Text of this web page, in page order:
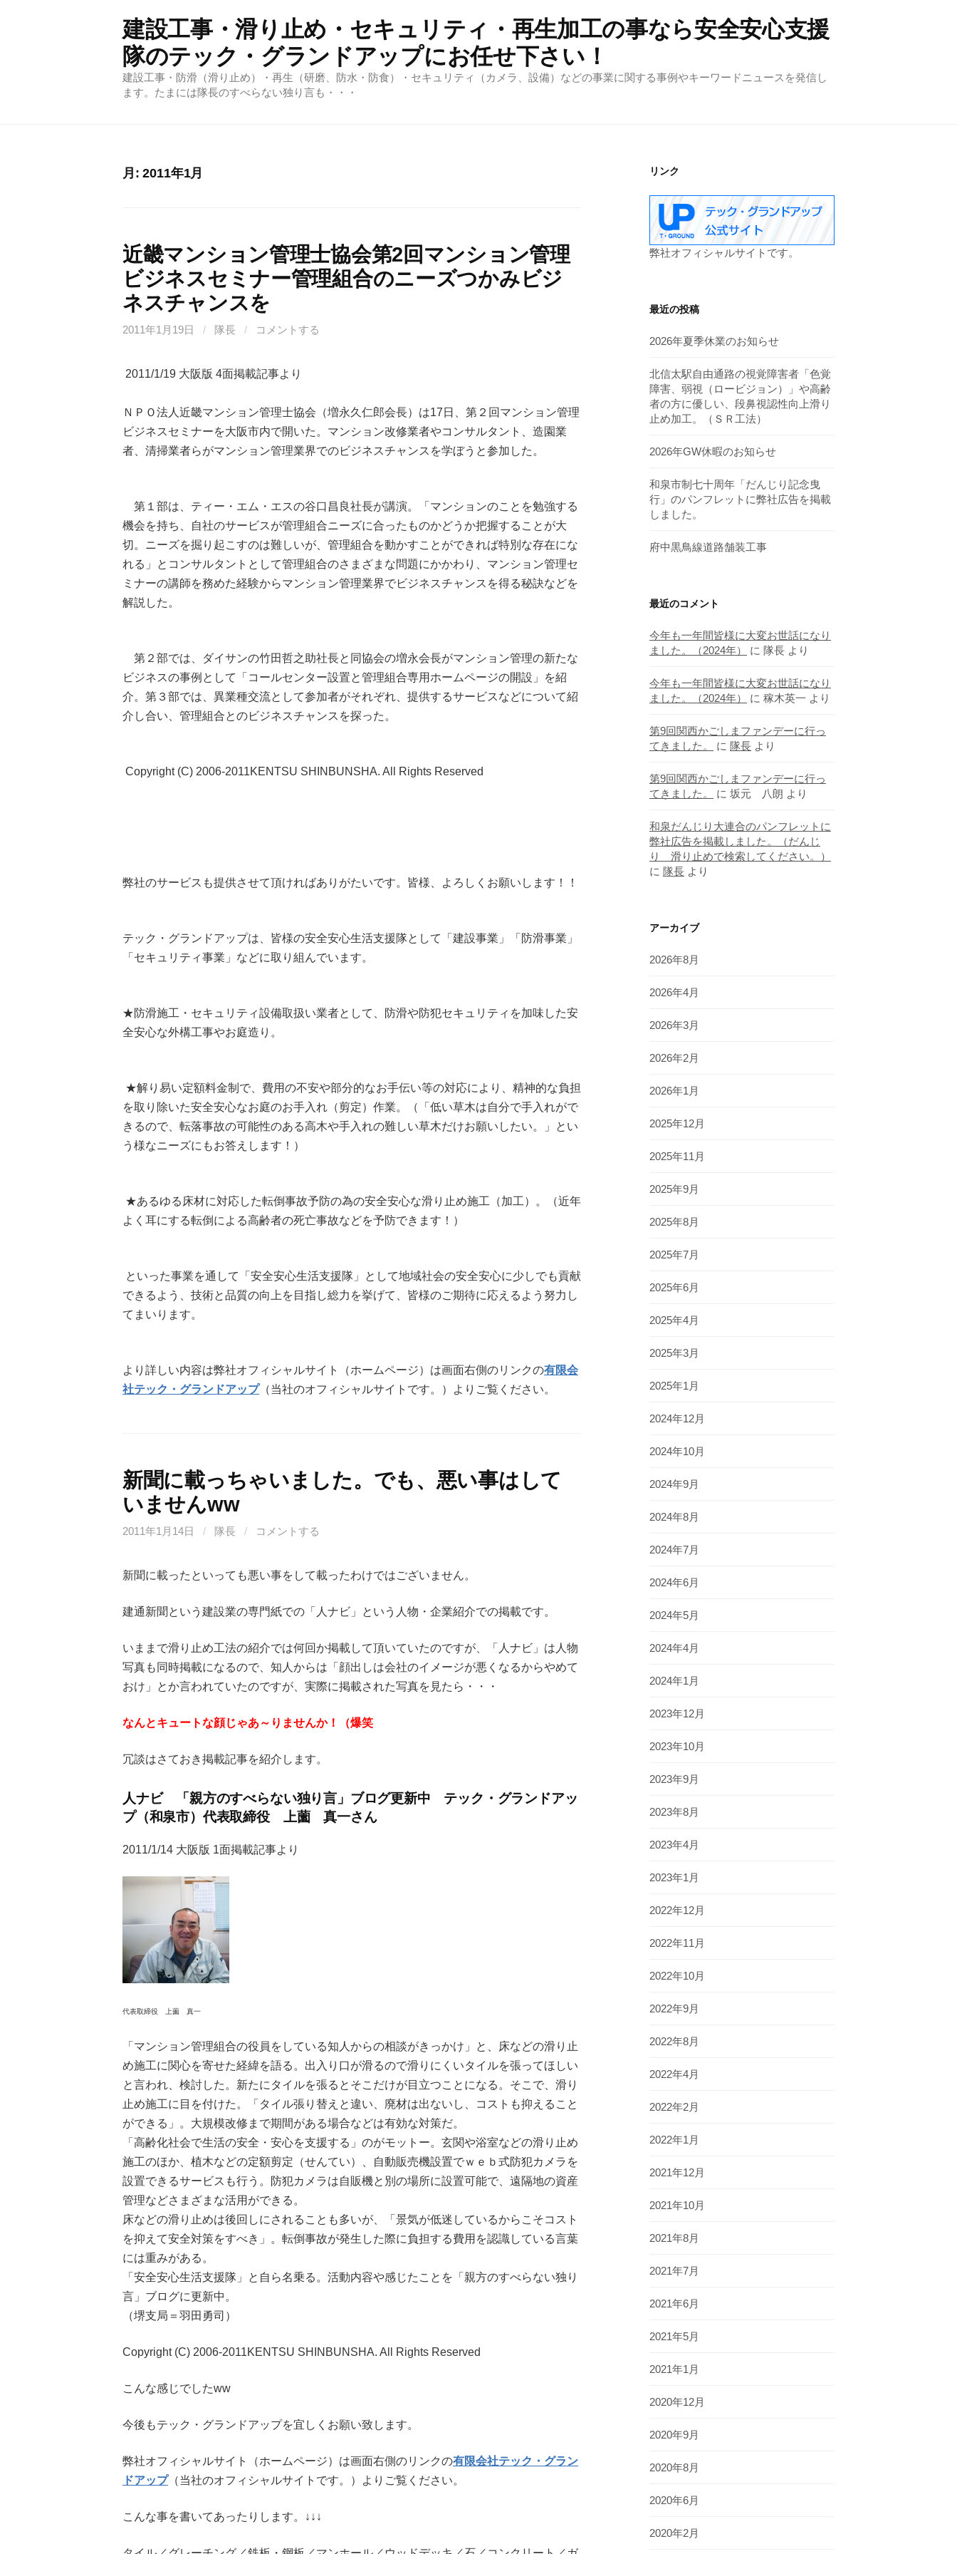
建設工事・滑り止め・セキュリティ・再生加工の事なら安全安心支援
隊のテック・グランドアップにお任せ下さい！
建設工事・防滑（滑り止め）・再生（研磨、防水・防食）・セキュリティ（カメラ、設備）などの事業に関する事例やキーワードニュースを発信し
ます。たまには隊長のすべらない独り言も・・・
月:2011年1月
近畿マンション管理士協会第2回マンション管理
ビジネスセミナー管理組合のニーズつかみビジ
ネスチャンスを
2011年1月19日 / 隊長 / コメントする
2011/1/19 大阪版 4面掲載記事より
ＮＰＯ法人近畿マンション管理士協会（増永久仁郎会長）は17日、第２回マンション管理
ビジネスセミナーを大阪市内で開いた。マンション改修業者やコンサルタント、造園業
者、清掃業者らがマンション管理業界でのビジネスチャンスを学ぼうと参加した。
第１部は、ティー・エム・エスの谷口昌良社長が講演。「マンションのことを勉強する
機会を持ち、自社のサービスが管理組合ニーズに合ったものかどうか把握することが大
切。ニーズを掘り起こすのは難しいが、管理組合を動かすことができれば特別な存在にな
れる」とコンサルタントとして管理組合のさまざまな問題にかかわり、マンション管理セ
ミナーの講師を務めた経験からマンション管理業界でビジネスチャンスを得る秘訣などを
解説した。
第２部では、ダイサンの竹田哲之助社長と同協会の増永会長がマンション管理の新たな
ビジネスの事例として「コールセンター設置と管理組合専用ホームページの開設」を紹
介。第３部では、異業種交流として参加者がそれぞれ、提供するサービスなどについて紹
介し合い、管理組合とのビジネスチャンスを探った。
Copyright (C) 2006-2011KENTSU SHINBUNSHA. All Rights Reserved
弊社のサービスも提供させて頂ければありがたいです。皆様、よろしくお願いします！！
テック・グランドアップは、皆様の安全安心生活支援隊として「建設事業」「防滑事業」
「セキュリティ事業」などに取り組んでいます。
★防滑施工・セキュリティ設備取扱い業者として、防滑や防犯セキュリティを加味した安
全安心な外構工事やお庭造り。
★解り易い定額料金制で、費用の不安や部分的なお手伝い等の対応により、精神的な負担
を取り除いた安全安心なお庭のお手入れ（剪定）作業。（「低い草木は自分で手入れがで
きるので、転落事故の可能性のある高木や手入れの難しい草木だけお願いしたい。」とい
う様なニーズにもお答えします！）
★あるゆる床材に対応した転倒事故予防の為の安全安心な滑り止め施工（加工）。（近年
よく耳にする転倒による高齢者の死亡事故などを予防できます！）
といった事業を通して「安全安心生活支援隊」として地域社会の安全安心に少しでも貢献
できるよう、技術と品質の向上を目指し総力を挙げて、皆様のご期待に応えるよう努力し
てまいります。
より詳しい内容は弊社オフィシャルサイト（ホームページ）は画面右側のリンクの有限会
社テック・グランドアップ（当社のオフィシャルサイトです。）よりご覧ください。
新聞に載っちゃいました。でも、悪い事はして
いませんww
2011年1月14日 / 隊長 / コメントする
新聞に載ったといっても悪い事をして載ったわけではございません。
建通新聞という建設業の専門紙での「人ナビ」という人物・企業紹介での掲載です。
いままで滑り止め工法の紹介では何回か掲載して頂いていたのですが、「人ナビ」は人物
写真も同時掲載になるので、知人からは「顔出しは会社のイメージが悪くなるからやめて
おけ」とか言われていたのですが、実際に掲載された写真を見たら・・・
なんとキュートな顔じゃあ～りませんか！（爆笑
冗談はさておき掲載記事を紹介します。
人ナビ 「親方のすべらない独り言」ブログ更新中 テック・グランドアッ
プ（和泉市）代表取締役 上薗 真一さん
2011/1/14 大阪版 1面掲載記事より
代表取締役 上薗 真一
「マンション管理組合の役員をしている知人からの相談がきっかけ」と、床などの滑り止
め施工に関心を寄せた経緯を語る。出入り口が滑るので滑りにくいタイルを張ってほしい
と言われ、検討した。新たにタイルを張るとそこだけが目立つことになる。そこで、滑り
止め施工に目を付けた。「タイル張り替えと違い、廃材は出ないし、コストも抑えること
ができる」。大規模改修まで期間がある場合などは有効な対策だ。
「高齢化社会で生活の安全・安心を支援する」のがモットー。玄関や浴室などの滑り止め
施工のほか、植木などの定額剪定（せんてい）、自動販売機設置でｗｅｂ式防犯カメラを
設置できるサービスも行う。防犯カメラは自販機と別の場所に設置可能で、遠隔地の資産
管理などさまざまな活用ができる。
床などの滑り止めは後回しにされることも多いが、「景気が低迷しているからこそコスト
を抑えて安全対策をすべき」。転倒事故が発生した際に負担する費用を認識している言葉
には重みがある。
「安全安心生活支援隊」と自ら名乗る。活動内容や感じたことを「親方のすべらない独り
言」ブログに更新中。
（堺支局＝羽田勇司）
Copyright (C) 2006-2011KENTSU SHINBUNSHA. All Rights Reserved
こんな感じでしたww
今後もテック・グランドアップを宜しくお願い致します。
弊社オフィシャルサイト（ホームページ）は画面右側のリンクの有限会社テック・グラン
ドアップ（当社のオフィシャルサイトです。）よりご覧ください。
こんな事を書いてあったりします。↓↓↓
リンク
弊社オフィシャルサイトです。
最近の投稿
2026年夏季休業のお知らせ
北信太駅自由通路の視覚障害者「色覚
障害、弱視（ロービジョン）」や高齢
者の方に優しい、段鼻視認性向上滑り
止め加工。（ＳＲ工法）
2026年GW休暇のお知らせ
和泉市制七十周年「だんじり記念曳
行」のパンフレットに弊社広告を掲載
しました。
府中黒鳥線道路舗装工事
最近のコメント
今年も一年間皆様に大変お世話になり
ました。（2024年）
に 隊長 より
今年も一年間皆様に大変お世話になり
ました。（2024年）
に 稼木英一 より
第9回関西かごしまファンデーに行っ
てきました。
に 隊長 より
第9回関西かごしまファンデーに行っ
てきました。
に 坂元 八朗 より
和泉だんじり大連合のパンフレットに
弊社広告を掲載しました。（だんじ
り 滑り止めで検索してください。）
に 隊長 より
アーカイブ
2026年8月
2026年4月
2026年3月
2026年2月
2026年1月
2025年12月
2025年11月
2025年9月
2025年8月
2025年7月
2025年6月
2025年4月
2025年3月
2025年1月
2024年12月
2024年10月
2024年9月
2024年8月
2024年7月
2024年6月
2024年5月
2024年4月
2024年1月
2023年12月
2023年10月
2023年9月
2023年8月
2023年4月
2023年1月
2022年12月
2022年11月
2022年10月
2022年9月
2022年8月
2022年4月
2022年2月
2022年1月
2021年12月
2021年10月
2021年8月
2021年7月
2021年6月
2021年5月
2021年1月
2020年12月
2020年9月
2020年8月
2020年6月
2020年2月